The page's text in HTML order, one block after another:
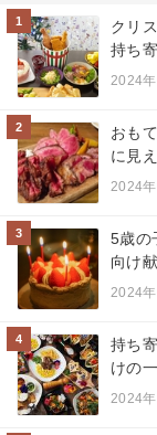
1
クリ
持ち
2024
2
おも
に見
2024
3
5歳の
向け
2024
4
持ち
けの
2024